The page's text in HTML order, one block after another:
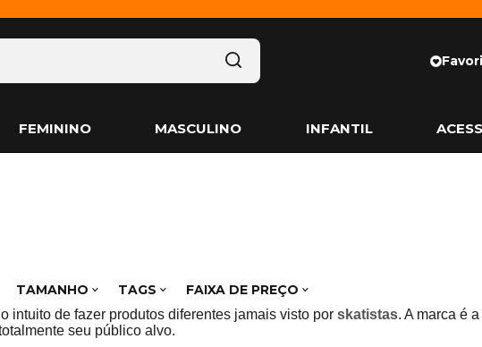
FEMININO MASCULINO INFANTIL
TAMANHO TAGS FAIXA DE PREÇO
intuito de fazer produtos diferentes jamais visto por skatistas. A marca é
seu público alvo.